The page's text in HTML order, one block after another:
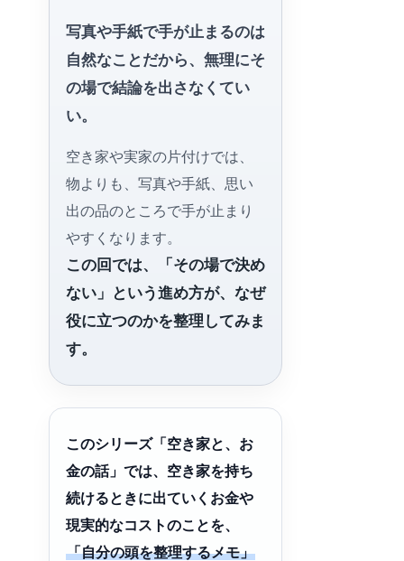
写真や手紙で手が止まるのは
自然なことだから、無理にそ
の場で結論を出さなくてい
い。
空き家や実家の片付けでは、
物よりも、写真や手紙、思い
出の品のところで手が止まり
やすくなります。
この回では、「その場で決め
ない」という進め方が、なぜ
役に立つのかを整理してみま
す。
このシリーズ「空き家と、お
金の話」では、空き家を持ち
続けるときに出ていくお金や
現実的なコストのことを、
「自分の頭を整理するメモ」